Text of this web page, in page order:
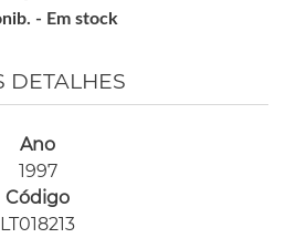
- Em stock
DETALHES
Ano
1997
Código
LT018213